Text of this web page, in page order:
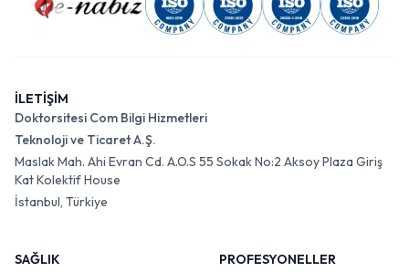
İLETİŞİM
Doktorsitesi Com Bilgi Hizmetleri
Teknoloji ve Ticaret A.Ş.
Maslak Mah. Ahi Evran Cd. A.O.S 55 Sokak No:2 Aksoy Plaza Giriş
Kat Kolektif House
İstanbul, Türkiye
SAĞLIK
PROFESYONELLER